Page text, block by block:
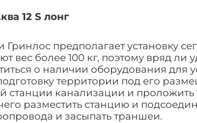
12 S лонг
предполагает установку
вес более 100 кг, поэтому вряд ли
о наличии оборудования для
территории под его
станции канализации и
разместить станцию и
и засыпать траншеи.